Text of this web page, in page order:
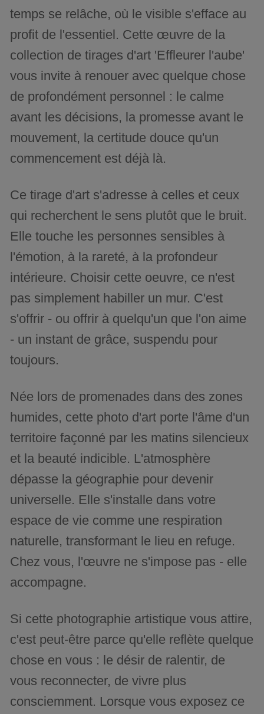
temps se relâche, où le visible s'efface au
profit de l'essentiel. Cette œuvre de la
collection de tirages d'art 'Effleurer l'aube'
vous invite à renouer avec quelque chose
de profondément personnel : le calme
avant les décisions, la promesse avant le
mouvement, la certitude douce qu'un
commencement est déjà là.
Ce tirage d'art s'adresse à celles et ceux
qui recherchent le sens plutôt que le bruit.
Elle touche les personnes sensibles à
l'émotion, à la rareté, à la profondeur
intérieure. Choisir cette oeuvre, ce n'est
pas simplement habiller un mur. C'est
s'offrir - ou offrir à quelqu'un que l'on aime
- un instant de grâce, suspendu pour
toujours.
Née lors de promenades dans des zones
humides, cette photo d'art porte l'âme d'un
territoire façonné par les matins silencieux
et la beauté indicible. L'atmosphère
dépasse la géographie pour devenir
universelle. Elle s'installe dans votre
espace de vie comme une respiration
naturelle, transformant le lieu en refuge.
Chez vous, l'œuvre ne s'impose pas - elle
accompagne.
Si cette photographie artistique vous attire,
c'est peut-être parce qu'elle reflète quelque
chose en vous : le désir de ralentir, de
vous reconnecter, de vivre plus
consciemment. Lorsque vous exposez ce